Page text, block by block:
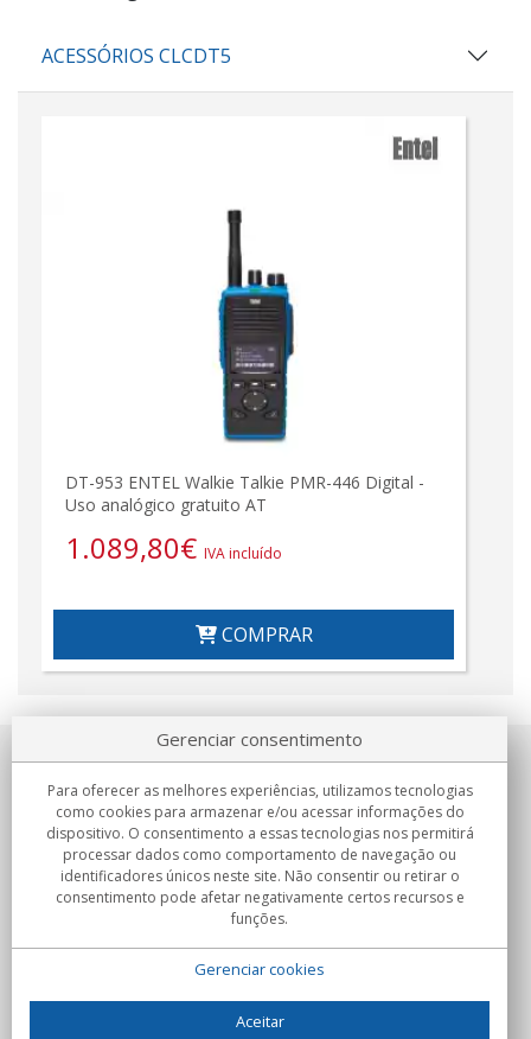
ACESSÓRIOS CLCDT5
DT-953 ENTEL Walkie Talkie PMR-446 Digital -
Uso analógico gratuito AT
1.089,80€ IVA incluído
COMPRAR
Sobre nosotros
Compromissos
Compras
Gerenciar consentimento
Para oferecer as melhores experiências, utilizamos tecnologias
como cookies para armazenar e/ou acessar informações do
dispositivo. O consentimento a essas tecnologias nos permitirá
processar dados como comportamento de navegação ou
identificadores únicos neste site. Não consentir ou retirar o
consentimento pode afetar negativamente certos recursos e
funções.
Gerenciar cookies
Aceitar